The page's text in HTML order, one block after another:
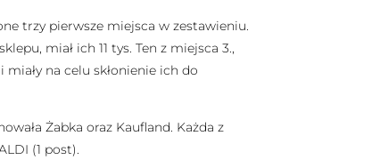
trzy pierwsze miejsca w zestawieniu.
miał ich 11 tys. Ten z miejsca 3.,
na celu skłonienie ich do
Żabka oraz Kaufland. Każda z
(1 post).